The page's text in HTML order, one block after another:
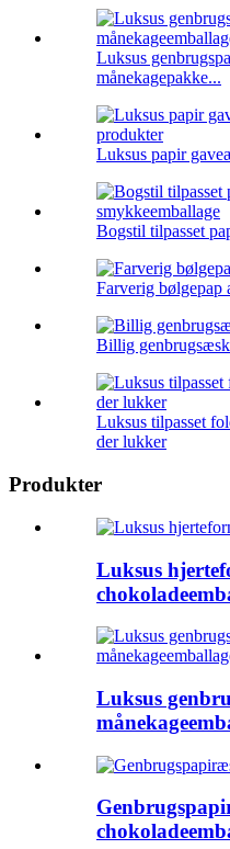
Luksus
månekagepakke...
Luksus papir
Bogstil tilpasset
Farverig bølgepap
Billig
Luksus tilpasset
der lukker
Produkter
Luksus
Luksus